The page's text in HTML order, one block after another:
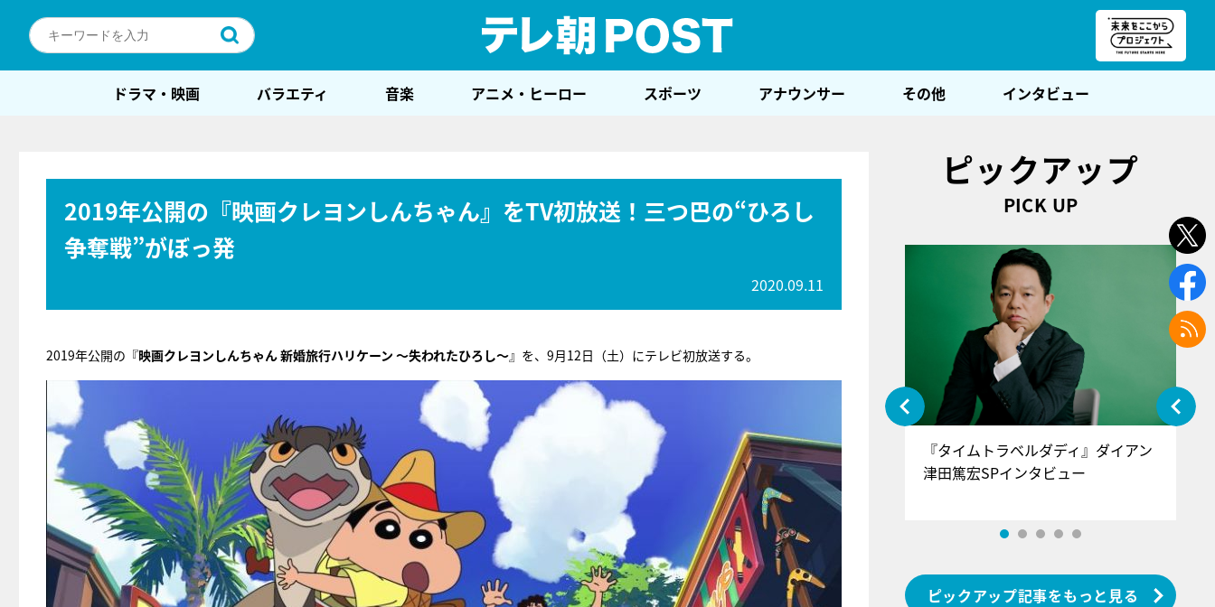
ドラマ・映画 バラエティ 音楽 アニメ・ヒーロー スポーツ アナウンサー その他 インタビュー
2019年公開の『映画クレヨンしんちゃん』をTV初放送！三つ巴の“ひろし
争奪戦”がぼっ発
2020.09.11
2019年公開の『映画クレヨンしんちゃん 新婚旅行ハリケーン ～失われたひろし～』を、9月12日（土）にテレビ初放送する。
ピックアップ
PICK UP
『アイ＝ラブ！げーみんぐ』＝LOV
E齋藤樹愛羅＆佐々木舞香SPインタ
『タイムトラベルダディ』ダイアン
津田篤宏SPインタビュー
ピックアップ記事をもっと見る